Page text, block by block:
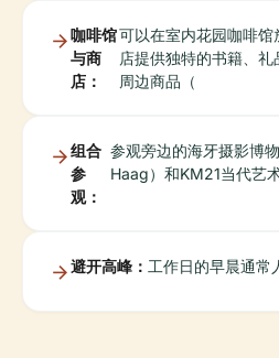
咖啡馆
与商
店：
可以在室内花园咖啡馆
店提供独特的书籍、礼
周边商品（
组合
参
观：
参观旁边的海牙摄影博
Haag）和KM21当代艺
避开高峰： 工作日的早晨通常